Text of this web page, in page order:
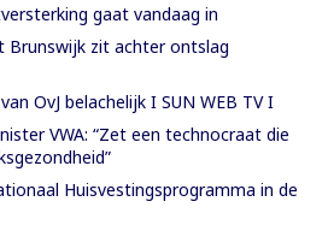
gaat vandaag in
Brunswijk zit achter ontslag
OvJ belachelijk I SUN WEB TV I
VWA: “Zet een technocraat die
Huisvestingsprogramma in de